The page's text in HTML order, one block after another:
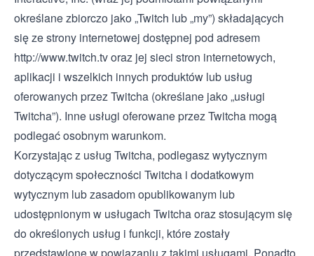
określane zbiorczo jako „Twitch lub „my”) składających
się ze strony internetowej dostępnej pod adresem
http://www.twitch.tvoraz jej sieci stron internetowych,
aplikacji i wszelkich innych produktów lub usług
oferowanych przez Twitcha (określane jako „usługi
Twitcha”). Inne usługi oferowane przez Twitcha mogą
podlegać osobnym warunkom.
Korzystając z usług Twitcha, podlegaszwytycznym
dotyczącym społeczności Twitcha i dodatkowym
wytycznym lub zasadom opublikowanym lub
udostępnionym w usługach Twitcha oraz stosującym się
do określonych usług i funkcji, które zostały